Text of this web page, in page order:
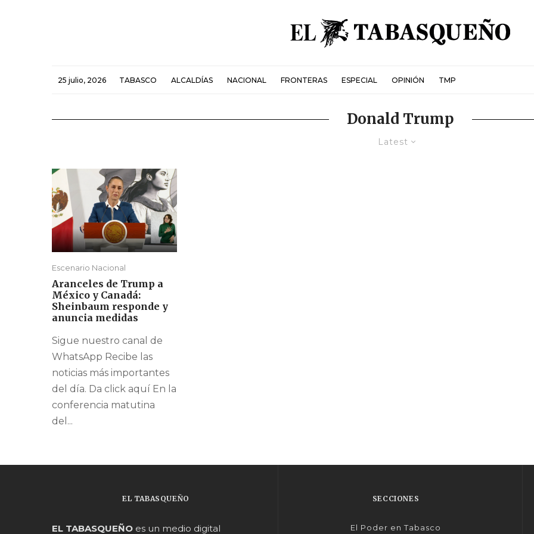
25 julio, 2026 TABASCO ALCALDÍAS NACIONAL FRONTERAS ESPECIAL OPINIÓN TMP
Donald Trump
Latest
Escenario Nacional
Aranceles de Trump a
México y Canadá:
Sheinbaum responde y
anuncia medidas
Sigue nuestro canal de
WhatsApp Recibe las
noticias más importantes
del día. Da click aquí En la
conferencia matutina
del...
EL TABASQUEÑO
EL TABASQUEÑO es un medio digital
SECCIONES
El Poder en Tabasco